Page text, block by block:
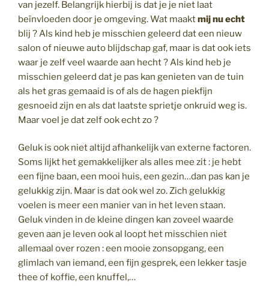
van jezelf. Belangrijk hierbij is dat je je niet laat
beïnvloeden door je omgeving. Wat maaktmij nu echt
blij ? Als kind heb je misschien geleerd dat een nieuw
salon of nieuwe auto blijdschap gaf, maar is dat ook iets
waar je zelf veel waarde aan hecht ? Als kind heb je
misschien geleerd dat je pas kan genieten van de tuin
als het gras gemaaid is of als de hagen piekfijn
gesnoeid zijn en als dat laatste sprietje onkruid weg is.
Maar voel je dat zelf ook echt zo ?
Geluk is ook niet altijd afhankelijk van externe factoren.
Soms lijkt het gemakkelijker als alles mee zit : je hebt
een fijne baan, een mooi huis, een gezin…dan pas kan je
gelukkig zijn. Maar is dat ook wel zo. Zich gelukkig
voelen is meer een manier van in het leven staan.
Geluk vinden in de kleine dingen kan zoveel waarde
geven aan je leven ook al loopt het misschien niet
allemaal over rozen : een mooie zonsopgang, een
glimlach van iemand, een fijn gesprek, een lekker tasje
thee of koffie, een knuffel,…